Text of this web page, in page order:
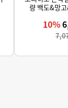
량 백도&망
10%